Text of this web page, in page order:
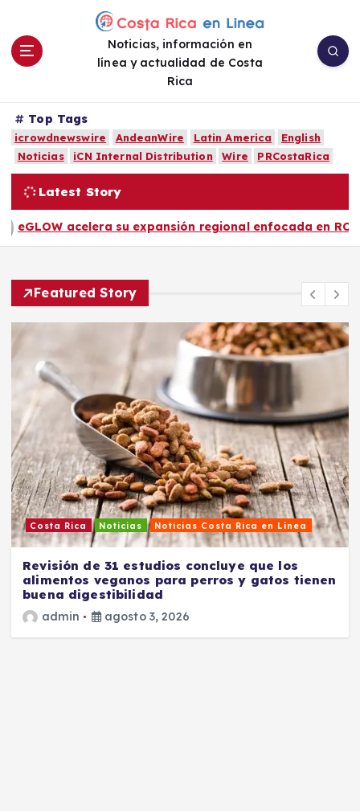
n
Noticias, información en
línea y actualidad de Costa
Rica
Top Tags
icrowdnewswire AndeanWire Latin America
English
Noticias
iCN Internal Distribution Wire PRCostaRica
Latest Story
regional enfocada en ROI y conversión, liderada por
Featured Story
Costa Rica Noticias Noticias Costa Rica en Línea
Revisión de 31 estudios concluye que los
alimentos veganos para perros y gatos tienen
buena digestibilidad
admin agosto 3, 2026